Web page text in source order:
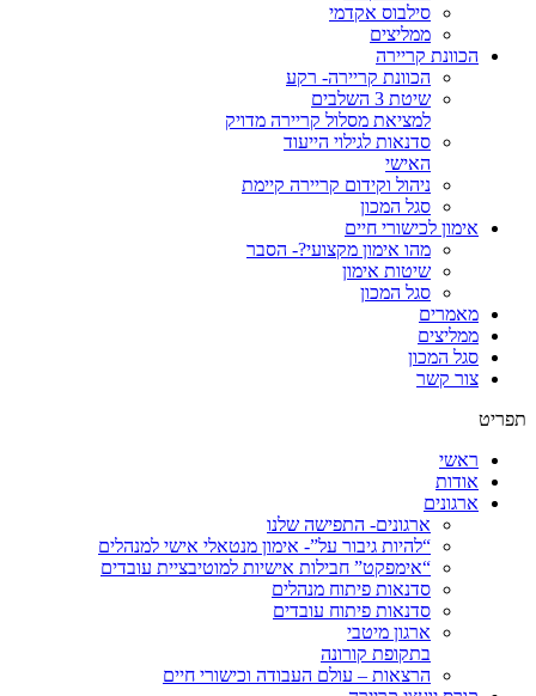
סילבוס אקדמי
ממליצים
הכוונת קריירה
הכוונת קריירה- רקע
שיטת 3 השלבים
למציאת מסלול קריירה מדויק
סדנאות לגילוי הייעוד
האישי
ניהול וקידום קריירה קיימת
סגל המכון
אימון לכישורי חיים
מהו אימון מקצועי?- הסבר
שיטות אימון
סגל המכון
מאמרים
ממליצים
סגל המכון
צור קשר
תפריט
ראשי
אודות
ארגונים
ארגונים- התפישה שלנו
“להיות גיבור על”- אימון מנטאלי אישי למנהלים
“אימפקט” חבילות אישיות למוטיבציית עובדים
סדנאות פיתוח מנהלים
סדנאות פיתוח עובדים
ארגון מיטבי
בתקופת קורונה
הרצאות – עולם העבודה וכישורי חיים